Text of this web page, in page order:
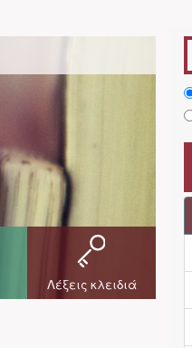
Λέξεις κλειδιά